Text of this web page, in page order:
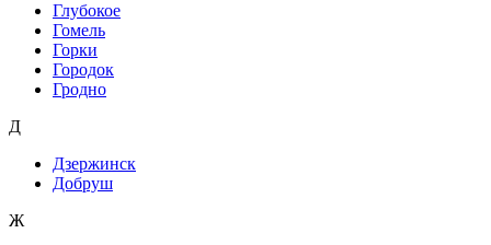
Глубокое
Гомель
Горки
Городок
Гродно
Д
Дзержинск
Добруш
Ж